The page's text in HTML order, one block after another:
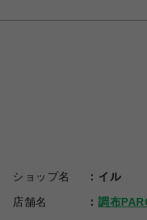
ショップ名
イル
店舗名
調布